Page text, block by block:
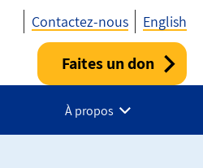
Utility
Fr
Contactez-nous English
Faites un don
À propos